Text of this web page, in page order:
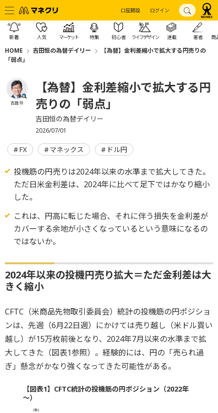
口座開設 ログイン
新着 人気 マーケット 特集 初心者 ライフデザイン 連載 著者 商
HOME 吉田恒の為替デイリー
【為替】金利差縮小で拡大する円売りの
「弱点」
吉田 恒
【為替】金利差縮小で拡大する円
売りの「弱点」
吉田恒の為替デイリー
2026/07/01
FX マネックス ドル円
投機筋の円売りは2024年以来の水準まで拡大してきた。
ただ日米金利差は、2024年に比べて足下ではかなり縮小
した。
これは、円高に転じた場合、それに伴う損失を金利差が
カバーする余地が小さくなっているという意味になるの
ではないか。
2024年以来の投機円売り拡大＝ただ金利差は大
きく縮小
CFTC（米商品先物取引委員会）統計の投機筋の円ポジショ
ンは、先週（6月22日週）にかけては売り越し（米ドル買い
越し）が15万枚前後となり、2024年7月以来の水準まで拡
大してきた（図表1参照）。経験的には、円の「売られ過
ぎ」懸念がかなり強くなってきた可能性がある。
【図表1】CFTC統計の投機筋の円ポジション（2022年
～）